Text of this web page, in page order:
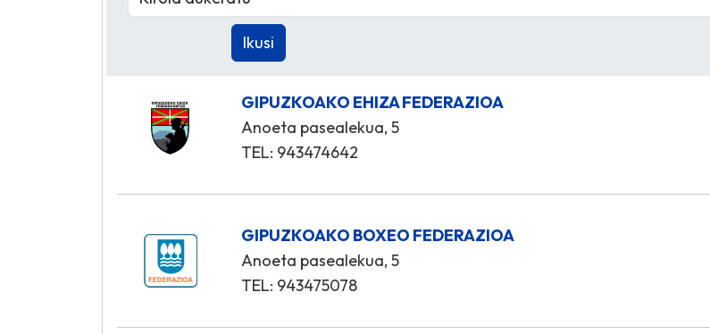
GIPUZKOAKO EHIZA FEDERAZIOA
Anoeta pasealekua, 5
TEL: 943474642
GIPUZKOAKO BOXEO FEDERAZIOA
Anoeta pasealekua, 5
TEL: 943475078